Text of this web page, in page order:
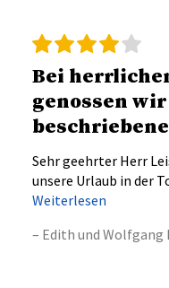
Bei
genossen wir
Sehr geehrter Herr
unsere Urlaub in der
Weiterlesen
– Edith und Wolfgang